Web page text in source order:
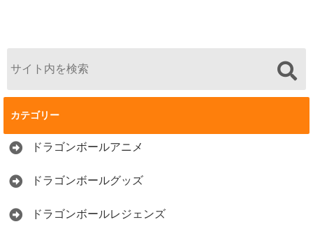
カテゴリー
ドラゴンボールアニメ
ドラゴンボールグッズ
ドラゴンボールレジェンズ